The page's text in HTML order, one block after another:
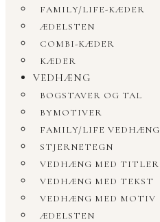
FAMILY/LIFE-KÆDER
ÆDELSTEN
COMBI-KÆDER
KÆDER
VEDHÆNG
BOGSTAVER OG TAL
BYMOTIVER
FAMILY/LIFE VEDHÆNG
STJERNETEGN
VEDHÆNG MED TITLER
VEDHÆNG MED TEKST
VEDHÆNG MED MOTIV
ÆDELSTEN